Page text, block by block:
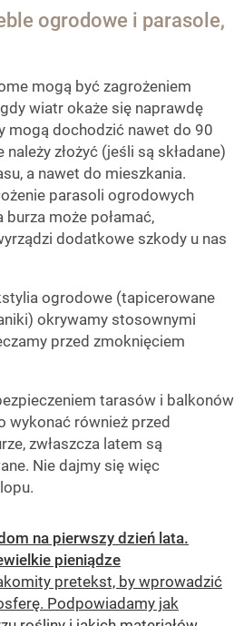
ogrodowe i parasole,
mogą być zagrożeniem
wiatr okaże się naprawdę
mogą dochodzić nawet do 90
złożyć (jeśli są składane)
a nawet do mieszkania.
parasoli ogrodowych
może połamać,
dodatkowe szkody u nas
ogrodowe (tapicerowane
okrywamy stosownymi
przed zmoknięciem
tarasów i balkonów
wykonać również przed
zwłaszcza latem są
Nie dajmy się więc
na pierwszy dzień lata.
pieniądze
pretekst, by wprowadzić
Podpowiadamy jak